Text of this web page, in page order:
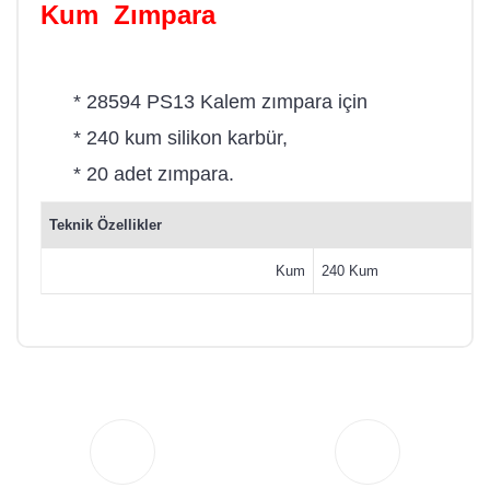
Kum Zımpara
* 28594 PS13 Kalem zımpara için
* 240 kum silikon karbür,
* 20 adet zımpara.
Teknik Özellikler
Kum 240 Kum